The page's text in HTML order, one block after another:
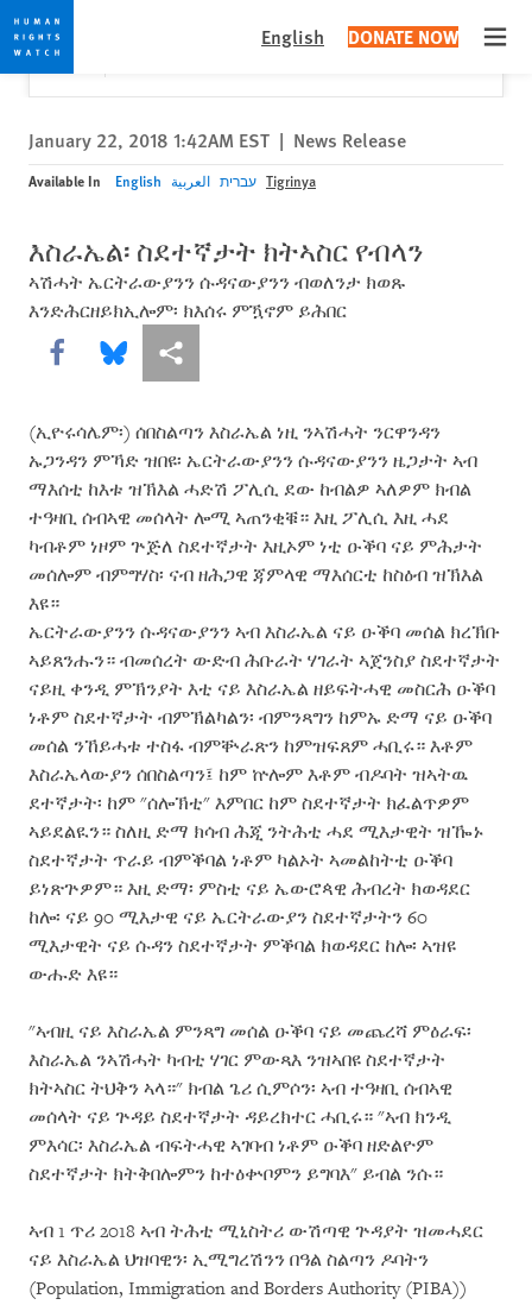
Skip
to
cookie
privacy
notice
Skip
to
main
content
English DONATE NOW
Would you like to read this page in English?
Yes
✕
January 22, 2018 1:42AM EST | News Release
Available In English العربية עברית Tigrinya
እስራኤል፡ ስደተኛታት ክትኣስር የብላን
ኣሽሓት ኤርትራውያንን ሱዳናውያንን ብወለንታ ክወጹ
እንድሕርዘይክኢሎም፡ ክእሰሩ ምዃኖም ይሕበር
Share this via Facebook
Share this via Bluesky
More sharing options
(ኢዮሩሳሌም፡) ሰበስልጣን እስራኤል ነዚ ንኣሽሓት ንርዋንዳን
ኡጋንዳን ምኻድ ዝበዩ፡ ኤርትራውያንን ሱዳናውያንን ዜጋታት ኣብ
ማእሰቲ ከእቱ ዝኽእል ሓድሽ ፖሊሲ ደው ከብልዎ ኣለዎም ክብል
ተዓዛቢ ሰብኣዊ መሰላት ሎሚ ኣጠንቂቑ። እዚ ፖሊሲ እዚ ሓደ
ካብቶም ነዞም ጕጅለ ስደተኛታት እዚኦም ነቲ ዑቕባ ናይ ምሕታት
መሰሎም ብምግሃስ፡ ናብ ዘሕጋዊ ጃምላዊ ማእሰርቲ ከስዕብ ዝኽእል
እዩ።
ኤርትራውያንን ሱዳናውያንን ኣብ እስራኤል ናይ ዑቕባ መሰል ክረኽቡ
ኣይጸንሑን። ብመሰረት ውድብ ሕቡራት ሃገራት ኣጀንስያ ስደተኛታት
ናይዚ ቀንዲ ምኽንያት እቲ ናይ እስራኤል ዘይፍትሓዊ መስርሕ ዑቕባ
ነቶም ስደተኛታት ብምኽልካልን፡ ብምንጻግን ከምኡ ድማ ናይ ዑቕባ
መሰል ንኸይሓቱ ተስፋ ብምቝራጽን ከምዝፍጸም ሓቢሩ። እቶም
እስራኤላውያን ሰበስልጣን፤ ከም ኵሎም እቶም ብዶባት ዝኣትዉ
ደተኛታት፡ ከም "ሰሎኽቲ" እምበር ከም ስደተኛታት ክፈልጥዎም
ኣይደልዪን። ስለዚ ድማ ክሳብ ሕጂ ንትሕቲ ሓደ ሚእታዊት ዝዀኑ
ስደተኛታት ጥራይ ብምቕባል ነቶም ካልኦት ኣመልከትቲ ዑቕባ
ይነጽጕዎም። እዚ ድማ፡ ምስቲ ናይ ኤውሮጳዊ ሕብረት ክወዳደር
ከሎ፡ ናይ 90 ሚእታዊ ናይ ኤርትራውያን ስደተኛታትን 60
ሚእታዊት ናይ ሱዳን ስደተኛታት ምቕባል ክወዳደር ከሎ፡ ኣዝዩ
ውሑድ እዩ።
"ኣብዚ ናይ እስራኤል ምንጻግ መሰል ዑቕባ ናይ መጨረሻ ምዕራፍ፡
እስራኤል ንኣሽሓት ካብቲ ሃገር ምውጻእ ንዝኣበዩ ስደተኛታት
ክትኣስር ትህቅን ኣላ።" ክብል ጌሪ ሲምሶን፡ ኣብ ተዓዛቢ ሰብኣዊ
መሰላት ናይ ጕዳይ ስደተኛታት ዳይረክተር ሓቢሩ። "ኣብ ክንዲ
ምእሳር፡ እስራኤል ብፍትሓዊ ኣገባብ ነቶም ዑቕባ ዘድልዮም
ስደተኛታት ክትቅበሎምን ከተዕቍቦምን ይግባእ" ይብል ንሱ።
ኣብ 1 ጥሪ 2018 ኣብ ትሕቲ ሚኒስትሪ ውሽጣዊ ጕዳያት ዝመሓደር
ናይ እስራኤል ህዝባዊን፡ ኢሚግረሽንን በዓል ስልጣን ዶባትን
(Population, Immigration and Borders Authority (PIBA))